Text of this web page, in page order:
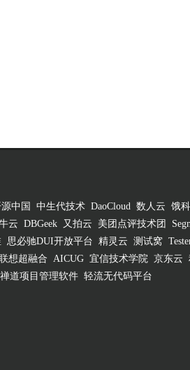
中国 中生代技术 DaoCloud 数人云 饿
云 DBGeek 又拍云 美团点评技术团
思必驰DUI开放平台 精灵云 测试窝
想超融合 AICUG 宜信技术学院 京东云
禅道项目管理软件 轻流无代码平台